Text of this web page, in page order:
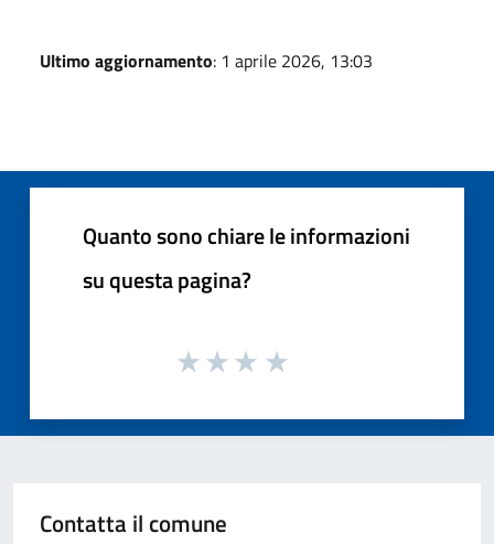
Ultimo aggiornamento: 1 aprile 2026, 13:03
Quanto sono chiare le informazioni
su questa pagina?
Contatta il comune